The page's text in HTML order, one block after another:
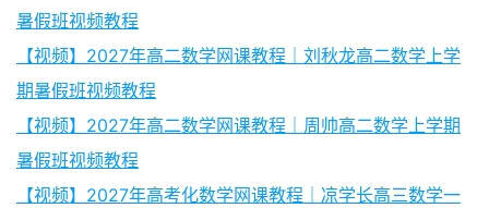
暑假班视频教程
【视频】2027年高二数学网课教程｜刘秋龙高二数学上学
期暑假班视频教程
【视频】2027年高二数学网课教程｜周帅高二数学上学期
暑假班视频教程
【视频】2027年高考化数学网课教程｜凉学长高三数学一